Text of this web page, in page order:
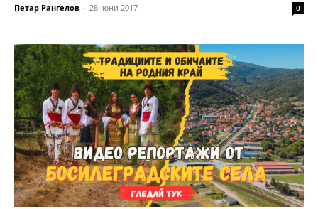
Петар Рангелов - 28. юни 2017 0